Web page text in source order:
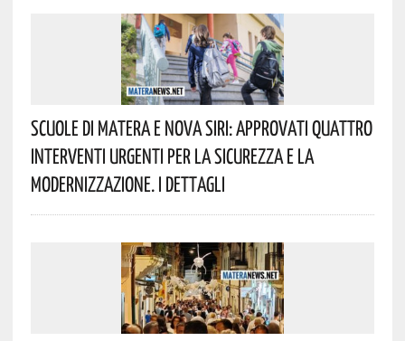
Scuole Di Matera E Nova Siri: Approvati Quattro
Interventi Urgenti Per La Sicurezza E La
Modernizzazione. I Dettagli